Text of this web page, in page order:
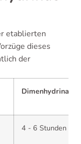
etablierten
dieses
der
Dimenhydrinat
4 - 6 Stunden